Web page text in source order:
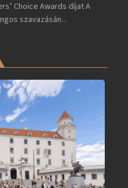
Choice Awards díjat A
szavazásán...